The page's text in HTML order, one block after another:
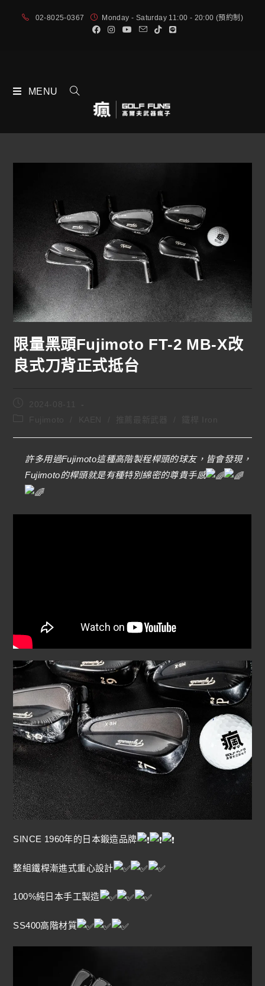
02-8025-0367 Monday - Saturday 11:00 - 20:00 (預約制)
MENU
限量黑頭Fujimoto FT-2 MB-X改
良式刀背正式抵台
鐵桿 Iron
許多用過Fujimoto這種高階製程桿頭的球友，皆會發現，
Fujimoto的桿頭就是有種特別綿密的尊貴手感
SINCE 1960年的日本鍛造品牌
整組鐵桿漸進式重心設計
100%純日本手工製造
SS400高階材質